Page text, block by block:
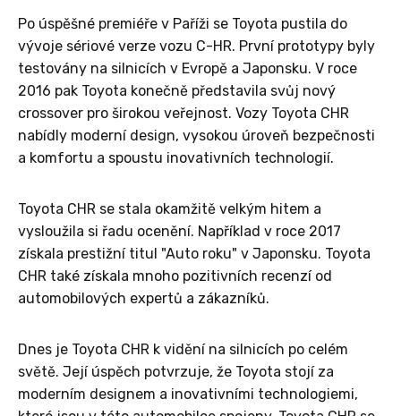
Po úspěšné premiéře v Paříži se Toyota pustila do
vývoje sériové verze vozu C-HR. První prototypy byly
testovány na silnicích v Evropě a Japonsku. V roce
2016 pak Toyota konečně představila svůj nový
crossover pro širokou veřejnost. Vozy Toyota CHR
nabídly moderní design, vysokou úroveň bezpečnosti
a komfortu a spoustu inovativních technologií.
Toyota CHR se stala okamžitě velkým hitem a
vysloužila si řadu ocenění. Například v roce 2017
získala prestižní titul "Auto roku" v Japonsku. Toyota
CHR také získala mnoho pozitivních recenzí od
automobilových expertů a zákazníků.
Dnes je Toyota CHR k vidění na silnicích po celém
světě. Její úspěch potvrzuje, že Toyota stojí za
moderním designem a inovativními technologiemi,